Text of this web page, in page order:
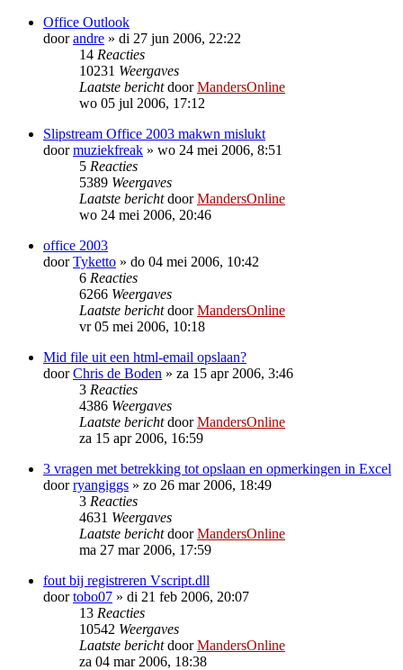
Office Outlook
doorandre » di 27 jun 2006, 22:22
14 Reacties
10231 Weergaves
Laatste berichtdoorMandersOnline
wo 05 jul 2006, 17:12
Slipstream Office 2003 makwn mislukt
doormuziekfreak » wo 24 mei 2006, 8:51
5 Reacties
5389 Weergaves
Laatste berichtdoorMandersOnline
wo 24 mei 2006, 20:46
office 2003
doorTyketto » do 04 mei 2006, 10:42
6 Reacties
6266 Weergaves
Laatste berichtdoorMandersOnline
vr 05 mei 2006, 10:18
Mid file uit een html-email opslaan?
doorChris de Boden » za 15 apr 2006, 3:46
3 Reacties
4386 Weergaves
Laatste berichtdoorMandersOnline
za 15 apr 2006, 16:59
3 vragen met betrekking tot opslaan en opmerkingen in Excel
doorryangiggs » zo 26 mar 2006, 18:49
3 Reacties
4631 Weergaves
Laatste berichtdoorMandersOnline
ma 27 mar 2006, 17:59
fout bij registreren Vscript.dll
doortobo07 » di 21 feb 2006, 20:07
13 Reacties
10542 Weergaves
Laatste berichtdoorMandersOnline
za 04 mar 2006, 18:38